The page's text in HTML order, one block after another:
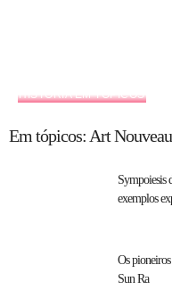
HISTÓRIA EM TÓPICOS
Em tópicos: Art Nouveau
Sympoiesis
exemplos
Os
Sun Ra